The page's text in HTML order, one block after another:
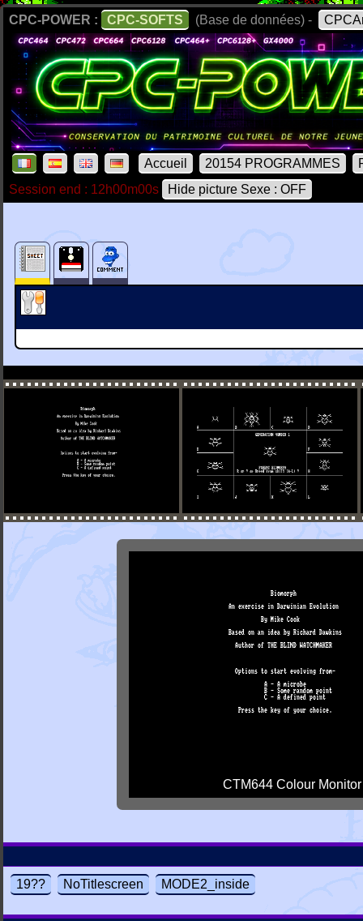
CPC-POWER : CPC-SOFTS (Base de données) -
Accueil 20154 PROGRAMMES
Session end : 12h00m00s
Hide picture Sexe : OFF
CTM644 Colour Monitor
19?? NoTitlescreen MODE2_inside